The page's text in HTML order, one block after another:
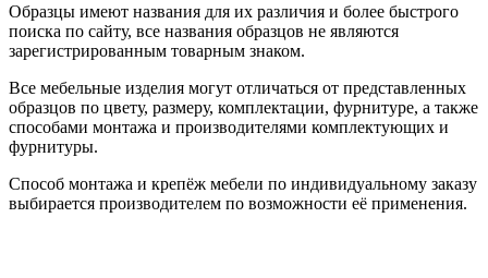
Образцы имеют названия для их различия и более быстрого
поиска по сайту, все названия образцов не являются
зарегистрированным товарным знаком.
Все мебельные изделия могут отличаться от представленных
образцов по цвету, размеру, комплектации, фурнитуре, а также
способами монтажа и производителями комплектующих и
фурнитуры.
Способ монтажа и крепёж мебели по индивидуальному заказу
выбирается производителем по возможности её применения.